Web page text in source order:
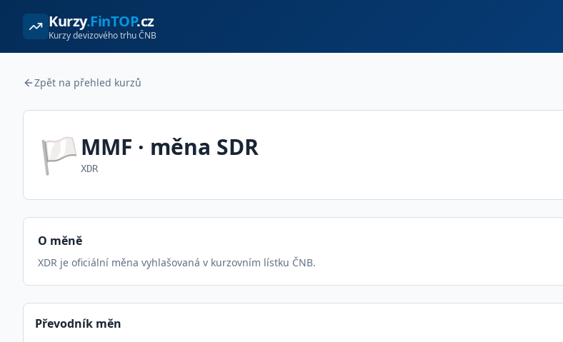
Kurzy.FinTOP.cz
Kurzy devizového trhu ČNB
Zpět na přehled kurzů
🏳️MMF · měna SDR
XDR
O měně
XDR je oficiální měna vyhlašovaná v kurzovním lístku ČNB.
Převodník měn